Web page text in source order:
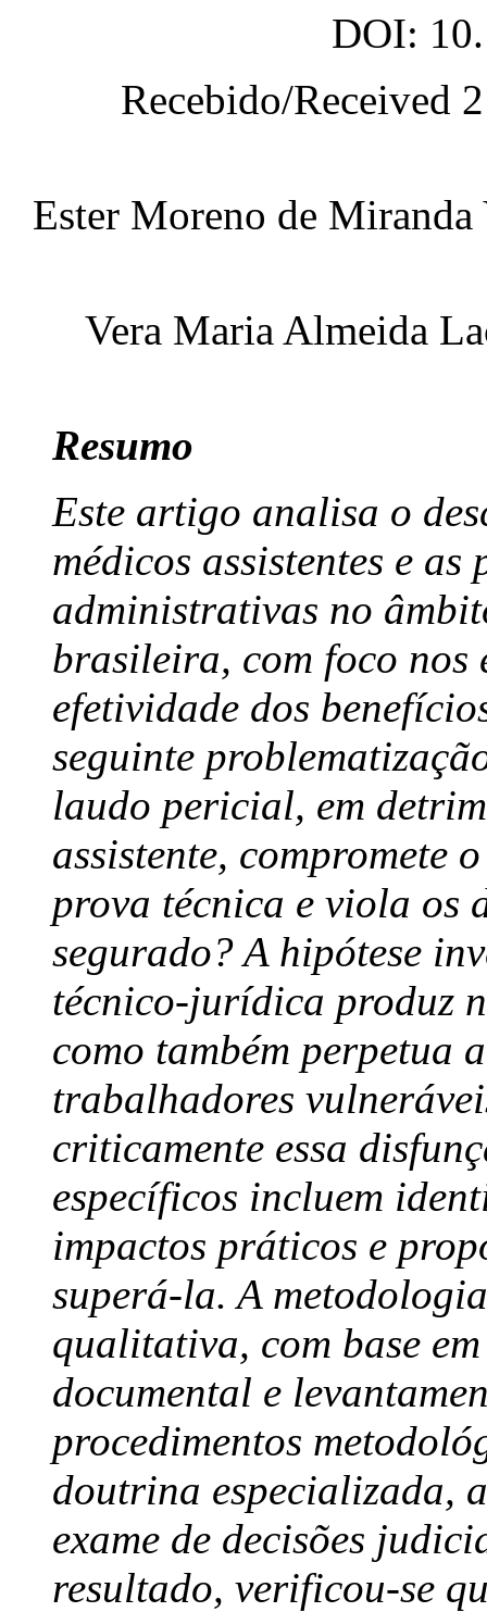
DOI:
Recebido/Received
Ester Moreno de Miranda
Vera Maria Almeida
Resumo
Este artigo analisa o
médicos assistentes e
administrativas no
brasileira, com foco nos
efetividade dos
seguinte
laudo pericial, em
assistente, compromete
prova técnica e viola os
segurado? A hipótese
técnico-jurídica produz
como também perpetua
trabalhadores
criticamente essa
específicos incluem
impactos práticos e
superá-la. A
qualitativa, com base
documental e
procedimentos
doutrina especializada,
exame de decisões
resultado, verificou-se